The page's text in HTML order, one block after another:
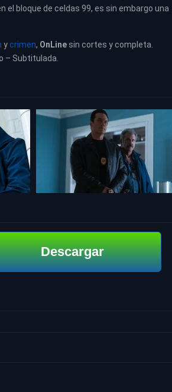
el bloque de celdas 99, es sin embargo una
ycrimen, OnLine sin cortes y completa.
– Subtitulada.
Descargar